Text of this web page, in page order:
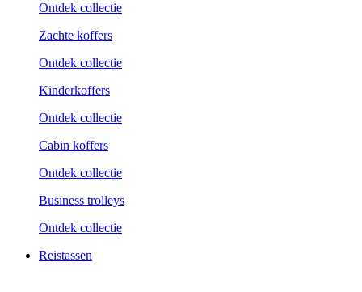
Ontdek collectie
Zachte koffers
Ontdek collectie
Kinderkoffers
Ontdek collectie
Cabin koffers
Ontdek collectie
Business trolleys
Ontdek collectie
Reistassen